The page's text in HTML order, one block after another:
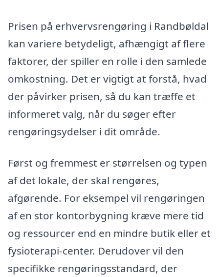
Prisen på erhvervsrengøring i Randbøldal
kan variere betydeligt, afhængigt af flere
faktorer, der spiller en rolle i den samlede
omkostning. Det er vigtigt at forstå, hvad
der påvirker prisen, så du kan træffe et
informeret valg, når du søger efter
rengøringsydelser i dit område.
Først og fremmest er størrelsen og typen
af det lokale, der skal rengøres,
afgørende. For eksempel vil rengøringen
af en stor kontorbygning kræve mere tid
og ressourcer end en mindre butik eller et
fysioterapi-center. Derudover vil den
specifikke rengøringsstandard, der